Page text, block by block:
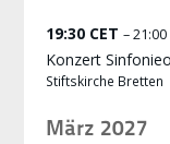
19:30 CET– 21:00
Konzert
Stiftskirche Bretten
März 2027